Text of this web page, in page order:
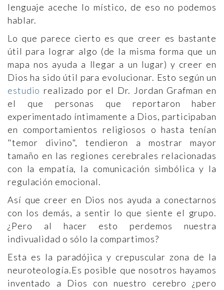
lenguaje aceche lo místico, de eso no podemos
hablar.
Lo que parece cierto es que creer es bastante
útil para lograr algo (de la misma forma que un
mapa nos ayuda a llegar a un lugar) y creer en
Dios ha sido útil para evolucionar. Esto según un
estudio realizado por el Dr. Jordan Grafman en
el que personas que reportaron haber
experimentado íntimamente a Dios, participaban
en comportamientos religiosos o hasta tenían
"temor divino", tendieron a mostrar mayor
tamaño en las regiones cerebrales relacionadas
con la empatía, la comunicación simbólica y la
regulación emocional.
Así que creer en Dios nos ayuda a conectarnos
con los demás, a sentir lo que siente el grupo.
¿Pero al hacer esto perdemos nuestra
indivualidad o sólo la compartimos?
Esta es la paradójica y crepuscular zona de la
neuroteología.Es posible que nosotros hayamos
inventado a Dios con nuestro cerebro ¿pero